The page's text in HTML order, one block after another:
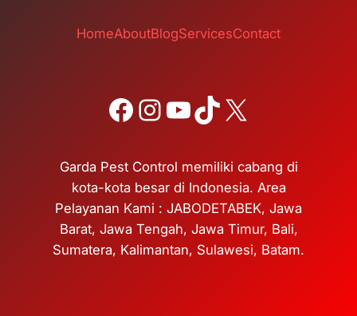
HomeAboutBlogServicesContact
Facebook Instagram YouTube TikTok X
Garda Pest Control memiliki cabang di
kota-kota besar di Indonesia. Area
Pelayanan Kami : JABODETABEK, Jawa
Barat, Jawa Tengah, Jawa Timur, Bali,
Sumatera, Kalimantan, Sulawesi, Batam.